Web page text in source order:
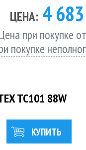
ЦЕНА: 4
при покупке
покупке
TC101 88W
КУПИТЬ